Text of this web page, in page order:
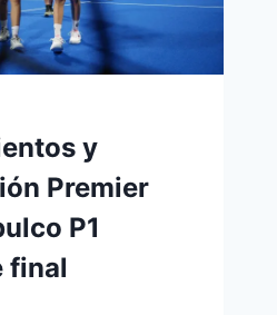
y
Premier
P1
final